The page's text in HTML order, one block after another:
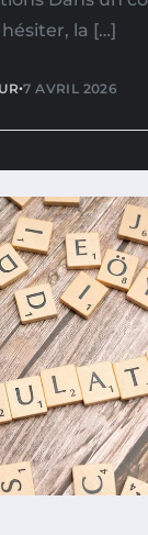
la […]
•7 AVRIL 2026